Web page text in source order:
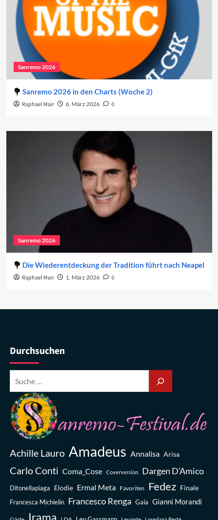
Sanremo 2026
Sanremo 2026 in den Charts (Woche 2)
Raphael Mair 6. März 2026 0
Sanremo 2026
Die Wiederentdeckung der Tradition führt nach Neapel
Raphael Mair 1. März 2026 0
Durchsuchen
Achille Lauro Amadeus Annalisa Arisa
Carlo Conti Coma_Cose Coverversion Dargen D’Amico
Ditonellapiaga Elodie Ermal Meta Favoriten Fedez Finale
Francesca Michielin Francesco Renga Gaia Gianni Morandi
Irama